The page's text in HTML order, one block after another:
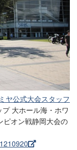
ヤ公式大会スタッフ
大ホール海・ホワ
ピオン戦静岡大会の